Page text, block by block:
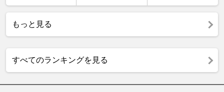
もっと見る
すべてのランキングを見る